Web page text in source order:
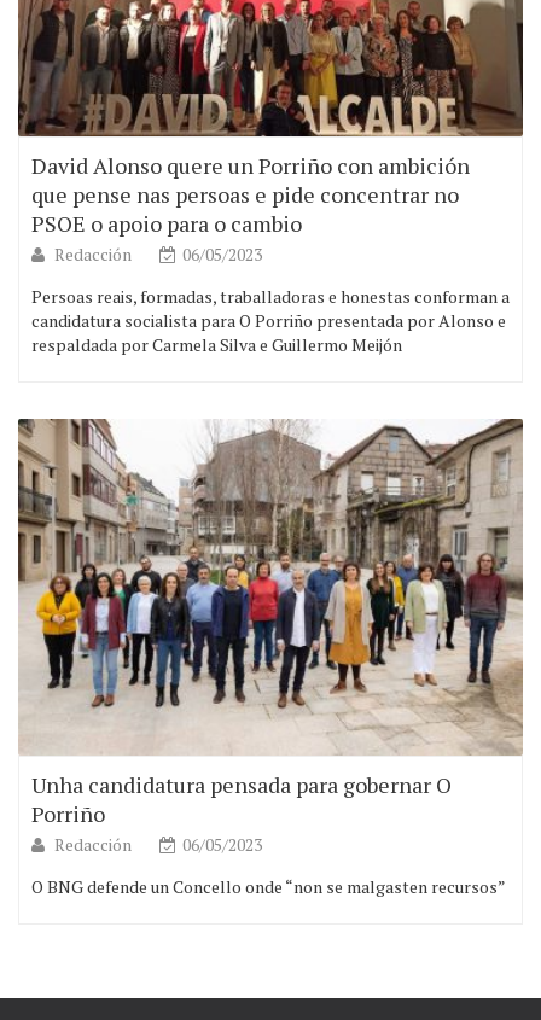
David Alonso quere un Porriño con ambición
que pense nas persoas e pide concentrar no
PSOE o apoio para o cambio
Redacción
06/05/2023
Persoas reais, formadas, traballadoras e honestas conforman a
candidatura socialista para O Porriño presentada por Alonso e
respaldada por Carmela Silva e Guillermo Meijón
Unha candidatura pensada para gobernar O
Porriño
Redacción
06/05/2023
O BNG defende un Concello onde “non se malgasten recursos”